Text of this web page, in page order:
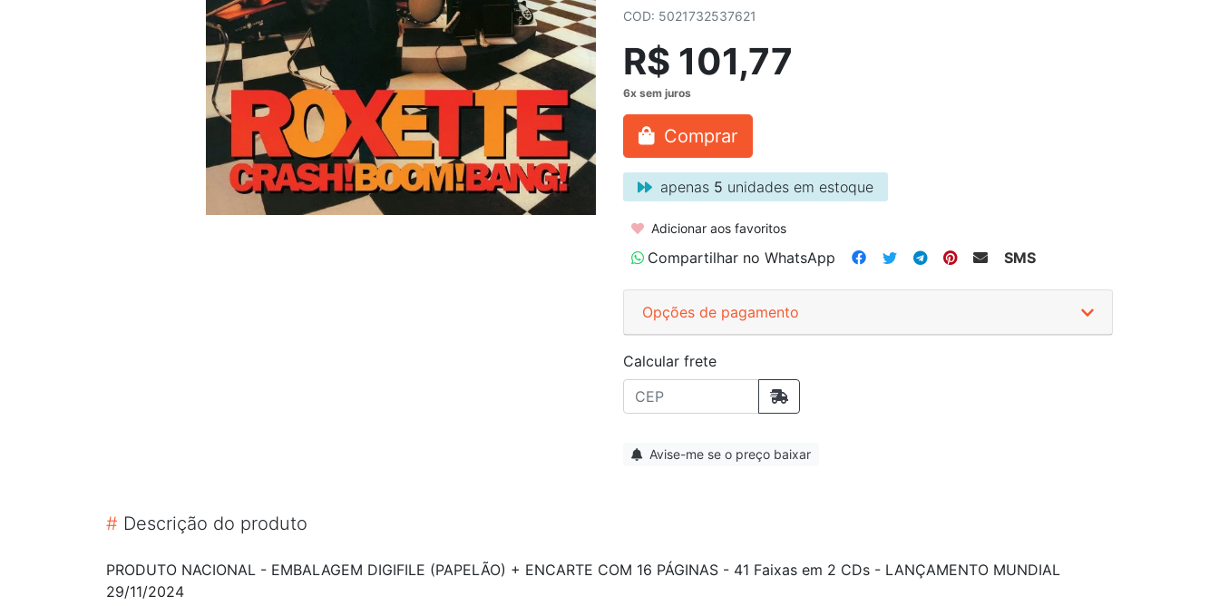
COD: 5021732537621
R$ 101,77
Comprar
apenas 5 unidades em estoque
Adicionar aos favoritos
Compartilhar no WhatsApp SMS
Opções de pagamento
Calcular frete
Avise-me se o preço baixar
# Descrição do produto
PRODUTO NACIONAL - EMBALAGEM DIGIFILE (PAPELÃO) + ENCARTE COM 16 PÁGINAS - 41 Faixas em 2 CDs - LANÇAMENTO MUNDIAL
29/11/2024